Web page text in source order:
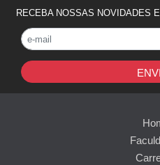
RECEBA NOSSAS NOVIDADES